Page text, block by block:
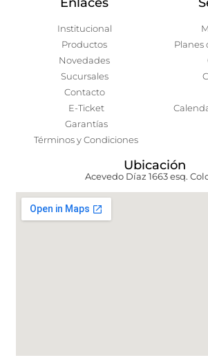
Institucional
Productos
Novedades
Sucursales
Contacto
E-Ticket
Garantías
Términos y Condiciones
Planes
Ubicación
Acevedo Díaz 1663 esq.